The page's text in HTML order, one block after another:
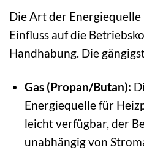
Die Art der
Einfluss auf die
Handhabung. Die
Gas (Propan/Butan):
Energiequelle für
leicht verfügbar, der
unabhängig von